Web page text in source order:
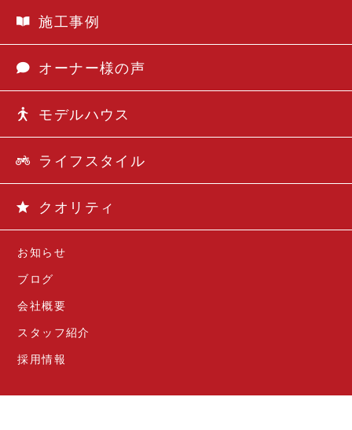
お知らせ
ブログ
会社概要
スタッフ紹介
採用情報
施工事例
オーナー様の声
モデルハウス
ライフスタイル
クオリティ